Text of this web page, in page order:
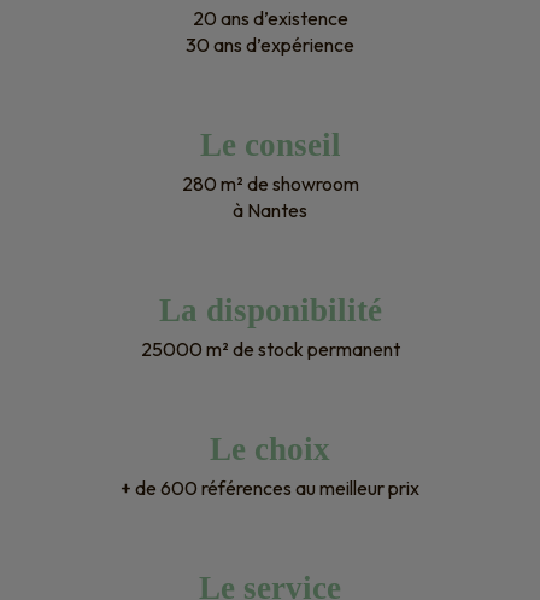
20 ans d’existence
30 ans d’expérience
Le conseil
280 m² de showroom
à Nantes
La disponibilité
25000 m² de stock permanent
Le choix
+ de 600 références au meilleur prix
Le service